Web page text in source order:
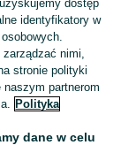
Apple
Google
dostęp
identyfikatory w
nimi,
stronie polityki
partnerom
Polityka
dane w celu